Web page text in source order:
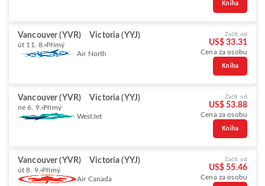
Kniha
Vancouver (YVR) Victoria (YYJ)
út 11. 8. Přímý
Air North
Začít od
US$ 33.31
Cena za osobu
Kniha
Vancouver (YVR) Victoria (YYJ)
ne 6. 9. Přímý
WestJet
Začít od
US$ 53.88
Cena za osobu
Kniha
Vancouver (YVR) Victoria (YYJ)
út 8. 9. Přímý
Air Canada
Začít od
US$ 55.46
Cena za osobu